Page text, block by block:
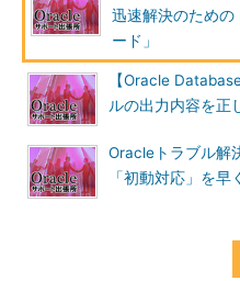
指定
に問
・更
高く
うか
なお
討す
フォ
迅速解決のための
ード」
【Oracle
ルの出力内容を正
Oracleトラブル
「初動対応」を早